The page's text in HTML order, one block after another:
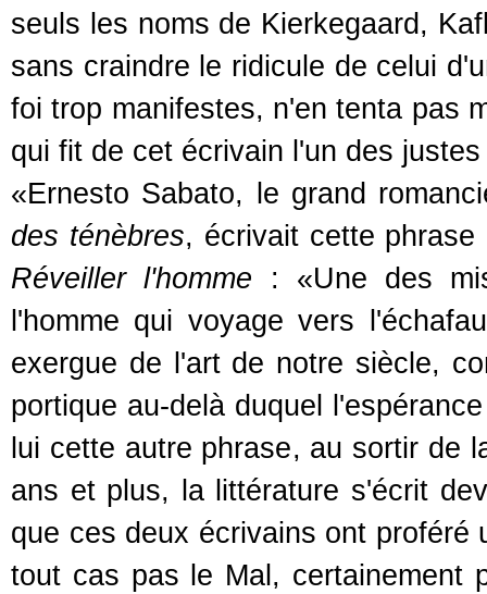
seuls les noms de Kierkegaard,
sans craindre le ridicule de celui
foi trop manifestes, n'en tenta pas
qui fit de cet écrivain l'un des
«Ernesto Sabato, le grand
des ténèbres, écrivait cette
Réveiller l'homme : «Une des
l'homme qui voyage vers
exergue de l'art de notre siècle,
portique au-delà duquel
lui cette autre phrase, au sortir de
ans et plus, la littérature s'écrit
que ces deux écrivains ont proféré
tout cas pas le Mal, certainement